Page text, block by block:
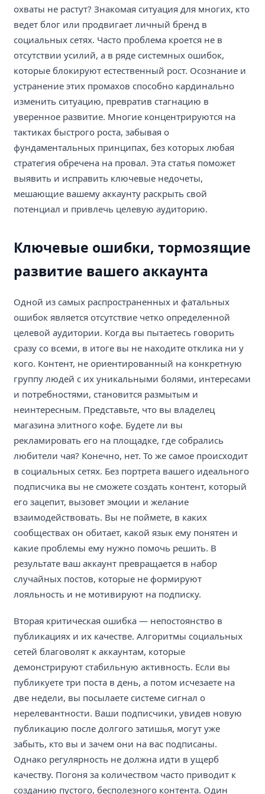
охваты не растут? Знакомая ситуация для многих, кто
ведет блог или продвигает личный бренд в
социальных сетях. Часто проблема кроется не в
отсутствии усилий, а в ряде системных ошибок,
которые блокируют естественный рост. Осознание и
устранение этих промахов способно кардинально
изменить ситуацию, превратив стагнацию в
уверенное развитие. Многие концентрируются на
тактиках быстрого роста, забывая о
фундаментальных принципах, без которых любая
стратегия обречена на провал. Эта статья поможет
выявить и исправить ключевые недочеты,
мешающие вашему аккаунту раскрыть свой
потенциал и привлечь целевую аудиторию.
Ключевые ошибки, тормозящие
развитие вашего аккаунта
Одной из самых распространенных и фатальных
ошибок является отсутствие четко определенной
целевой аудитории. Когда вы пытаетесь говорить
сразу со всеми, в итоге вы не находите отклика ни у
кого. Контент, не ориентированный на конкретную
группу людей с их уникальными болями, интересами
и потребностями, становится размытым и
неинтересным. Представьте, что вы владелец
магазина элитного кофе. Будете ли вы
рекламировать его на площадке, где собрались
любители чая? Конечно, нет. То же самое происходит
в социальных сетях. Без портрета вашего идеального
подписчика вы не сможете создать контент, который
его зацепит, вызовет эмоции и желание
взаимодействовать. Вы не поймете, в каких
сообществах он обитает, какой язык ему понятен и
какие проблемы ему нужно помочь решить. В
результате ваш аккаунт превращается в набор
случайных постов, которые не формируют
лояльность и не мотивируют на подписку.
Вторая критическая ошибка — непостоянство в
публикациях и их качестве. Алгоритмы социальных
сетей благоволят к аккаунтам, которые
демонстрируют стабильную активность. Если вы
публикуете три поста в день, а потом исчезаете на
две недели, вы посылаете системе сигнал о
нерелевантности. Ваши подписчики, увидев новую
публикацию после долгого затишья, могут уже
забыть, кто вы и зачем они на вас подписаны.
Однако регулярность не должна идти в ущерб
качеству. Погоня за количеством часто приводит к
созданию пустого, бесполезного контента. Один